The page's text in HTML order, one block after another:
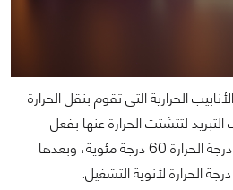
الحرارية التى تقوم بنقل الحرارة
لتتشتت الحرارة عنها بفعل
مروحتين التبريد الصامتة حتى درجة الحرارة 60 درجة مئوية، وبعدها
الحرارة لأنوية التشغيل.